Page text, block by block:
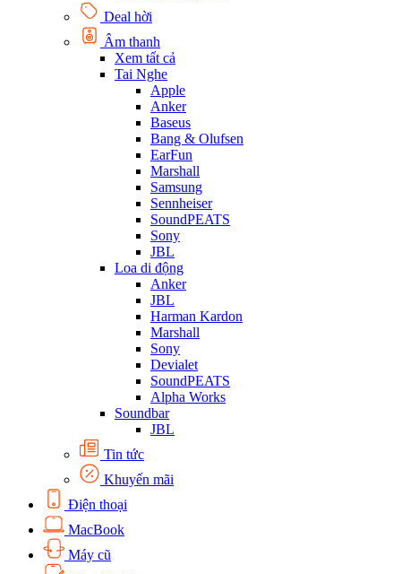
Deal hời
Âm thanh
Xem tất cả
Tai Nghe
Apple
Anker
Baseus
Bang & Olufsen
EarFun
Marshall
Samsung
Sennheiser
SoundPEATS
Sony
JBL
Loa di động
Anker
JBL
Harman Kardon
Marshall
Sony
Devialet
SoundPEATS
Alpha Works
Soundbar
JBL
Tin tức
Khuyến mãi
Điện thoại
MacBook
Máy cũ